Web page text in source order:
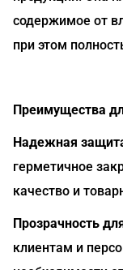
содержимое от
при этом
Преимущества
Надежная
герметичное
качество и
Прозрачность
клиентам и